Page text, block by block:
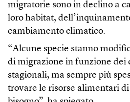
migratorie sono in declino a
loro habitat,
cambiamento climatico.
“Alcune specie stanno
di migrazione in funzione dei
stagionali, ma sempre più
trovare le risorse alimentari